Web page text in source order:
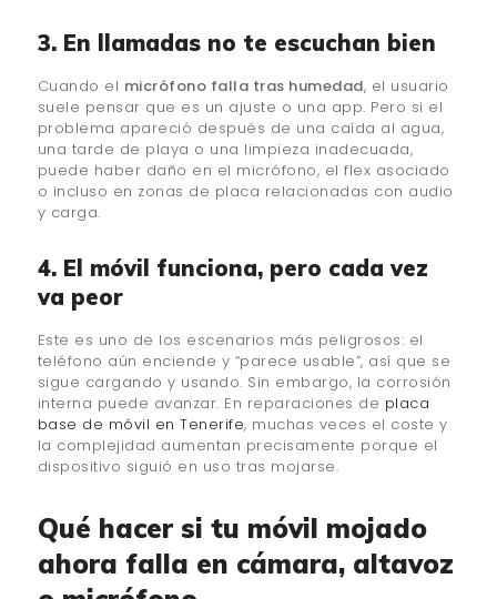
3. En llamadas no te escuchan bien
Cuando el micrófono falla tras humedad, el usuario
suele pensar que es un ajuste o una app. Pero si el
problema apareció después de una caída al agua,
una tarde de playa o una limpieza inadecuada,
puede haber daño en el micrófono, el flex asociado
o incluso en zonas de placa relacionadas con audio
y carga.
4. El móvil funciona, pero cada vez
va peor
Este es uno de los escenarios más peligrosos: el
teléfono aún enciende y “parece usable”, así que se
sigue cargando y usando. Sin embargo, la corrosión
interna puede avanzar. En reparaciones de placa
base de móvil en Tenerife, muchas veces el coste y
la complejidad aumentan precisamente porque el
dispositivo siguió en uso tras mojarse.
Qué hacer si tu móvil mojado
ahora falla en cámara, altavoz